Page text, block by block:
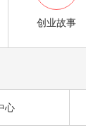
创业故事
心